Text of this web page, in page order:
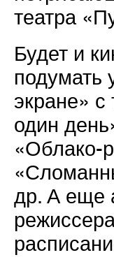
театра
Будет и
подумать
экране»
один
«Облако-
др. А еще